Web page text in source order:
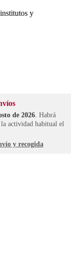
y
de 2026 . Habrá
actividad habitual el
y recogida